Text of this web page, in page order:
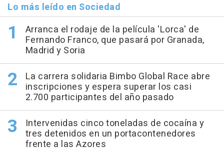
Lo más leído en Sociedad
Arranca el rodaje de la película 'Lorca' de
Fernando Franco, que pasará por Granada,
Madrid y Soria
La carrera solidaria Bimbo Global Race abre
inscripciones y espera superar los casi
2.700 participantes del año pasado
Intervenidas cinco toneladas de cocaína y
tres detenidos en un portacontenedores
frente a las Azores